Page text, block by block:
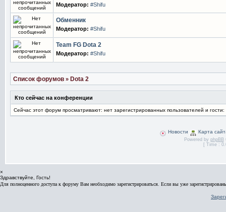
Модератор: #Shifu
Обменник
Модератор: #Shifu
Team FG Dota 2
Модератор: #Shifu
Список форумов » Dota 2
Кто сейчас на конференции
Сейчас этот форум просматривают: нет зарегистрированных пользователей и гости:
Новости Карта
Powered by phpBB
[ Time :
×
Здравствуйте, Гость!
Для полноценного доступа к форуму Вам необходимо зарегистрироваться. Если вы уже